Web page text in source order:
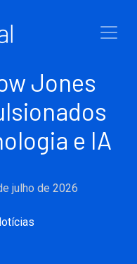
Jones
e IA
julho de 2026